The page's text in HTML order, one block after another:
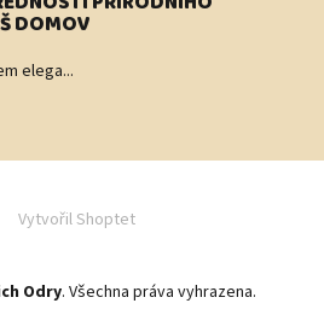
DOMOV
elega...
Vytvořil Shoptet
Odry. Všechna práva vyhrazena.